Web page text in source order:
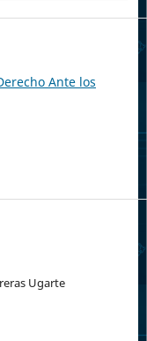
Ante los
Ugarte